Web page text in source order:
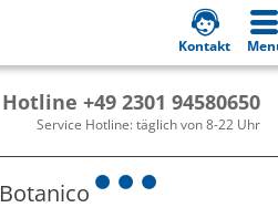
Hotline +49 2301 94580650
Service Hotline: täglich von 8-22 Uhr
Kontakt
Botanico